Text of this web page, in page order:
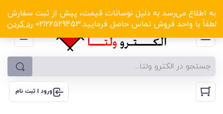
به اطلاع می‌رسد به دلیل نوسانات قیمت، پیش از ثبت سفارش
لطفاً با واحد فروش تماس حاصل فرمایید.02122529453
رد کردن
الکترو ولتا با تخفیف‌های شگفت‌انگیز! کلیک کنید
ورود | ثبت نام